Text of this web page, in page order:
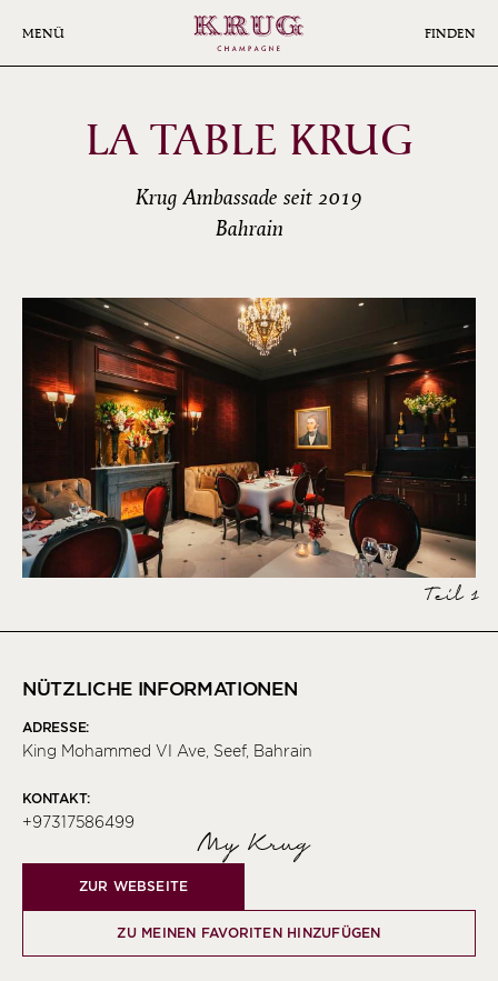
MENÜ FINDEN
LA TABLE KRUG
Krug Ambassade seit 2019
Bahrain
Teil 1
NÜTZLICHE INFORMATIONEN
ADRESSE:
King Mohammed VI Ave, Seef, Bahrain
KONTAKT:
+97317586499
My Krug
ZUR WEBSEITE
ZU MEINEN FAVORITEN HINZUFÜGEN